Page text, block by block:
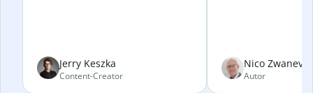
Jerry Keszka
Content-Creator
Nico
Autor